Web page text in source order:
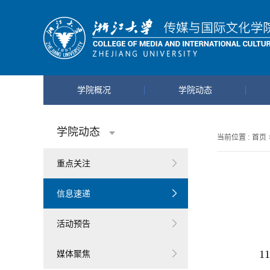
学院概况 学院动态
学院动态
重点关注
信息速递
活动预告
媒体聚焦
当前位置 : 首页
11